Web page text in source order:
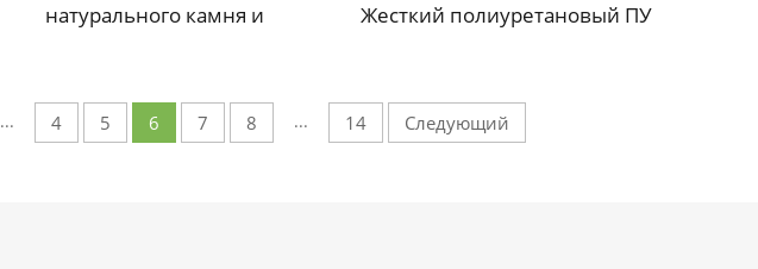
натурального камня и
изоляционная панель с
пенополиуретаном для
Жесткий полиуретановый ПУ
декоративные панели
... 4 5 6 7 8 ... 14 Следующий